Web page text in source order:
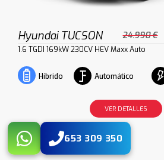
Hyundai TUCSON 24.990 €
1.6 TGDI 169kW 230CV HEV Maxx Auto
Híbrido Automático
VER DETALLES
653 309 350